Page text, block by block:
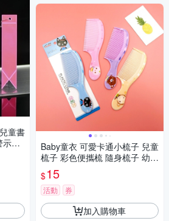
示反
反
Baby童衣 可愛卡通小梳子 兒童
梳子 彩色便攜梳 隨身梳子 幼兒
園小禮品 11812
$15
活動 券
加入購物車